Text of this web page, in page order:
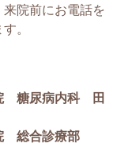
院前にお電話を
。
糖尿病内科 田
総合診療部